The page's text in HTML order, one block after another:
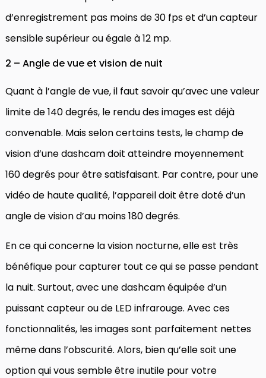
d’enregistrement pas moins de 30 fps et d’un capteur
sensible supérieur ou égale à 12 mp.
2 – Angle de vue et vision de nuit
Quant à l’angle de vue, il faut savoir qu’avec une valeur
limite de 140 degrés, le rendu des images est déjà
convenable. Mais selon certains tests, le champ de
vision d’une dashcam doit atteindre moyennement
160 degrés pour être satisfaisant. Par contre, pour une
vidéo de haute qualité, l’appareil doit être doté d’un
angle de vision d’au moins 180 degrés.
En ce qui concerne la vision nocturne, elle est très
bénéfique pour capturer tout ce qui se passe pendant
la nuit. Surtout, avec une dashcam équipée d’un
puissant capteur ou de LED infrarouge. Avec ces
fonctionnalités, les images sont parfaitement nettes
même dans l’obscurité. Alors, bien qu’elle soit une
option qui vous semble être inutile pour votre